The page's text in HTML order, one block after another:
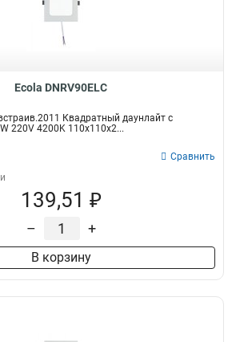
24W 4
12W 4
Ecola DNRV90ELC
Квадратный даунлайт с
220V 4200K 110x110x2...
Сравнить
139,51 ₽
– +
В корзину